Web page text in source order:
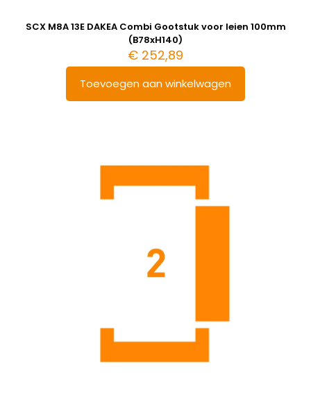
SCX M8A 13E DAKEA Combi Gootstuk voor leien 100mm
(B78xH140)
€ 252,89
Toevoegen aan winkelwagen